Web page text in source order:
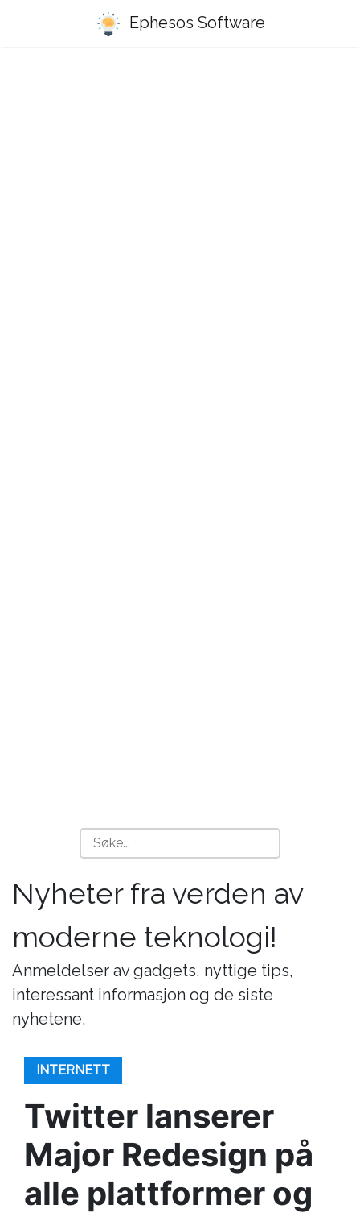
Ephesos Software
Nyheter fra verden av
moderne teknologi!
Anmeldelser av gadgets, nyttige tips,
interessant informasjon og de siste
nyhetene.
INTERNETT
Twitter lanserer
Major Redesign på
alle plattformer og